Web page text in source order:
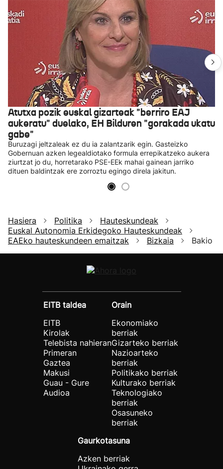
Atutxa pozik euskal gizarteak "berriro EAJ
aukeratu" duelako, EH Bilduren "gorakada ukatu
gabe"
Buruzagi jeltzaleak ez du ia zalantzarik egin. Gasteizko
Gobernuan azken legealdiotako formula errepikatzeko aukera
ziurtzat jo du, horretarako PSE-EEk mahai gainean jarriko
dituen baldintzak ere zorroztu egingo direla jakitun.
Hasiera Politika
Hauteskundeak
Euskal Autonomia Erkidegoko Hauteskundeak
EAEko hauteskundeen emaitzak
Bizkaia Bakio
EITB taldea
EITB
Kirolak
Telebista nahieran
Primeran
Gaztea
Makusi
Guau - Gure
Audioa
Orain
Ekonomiako
berriak
Gizarteko berriak
Nazioarteko
berriak
Politikako berriak
Kulturako berriak
Teknologiako
berriak
Osasuneko
berriak
Gaurkotasuna
Azken berriak